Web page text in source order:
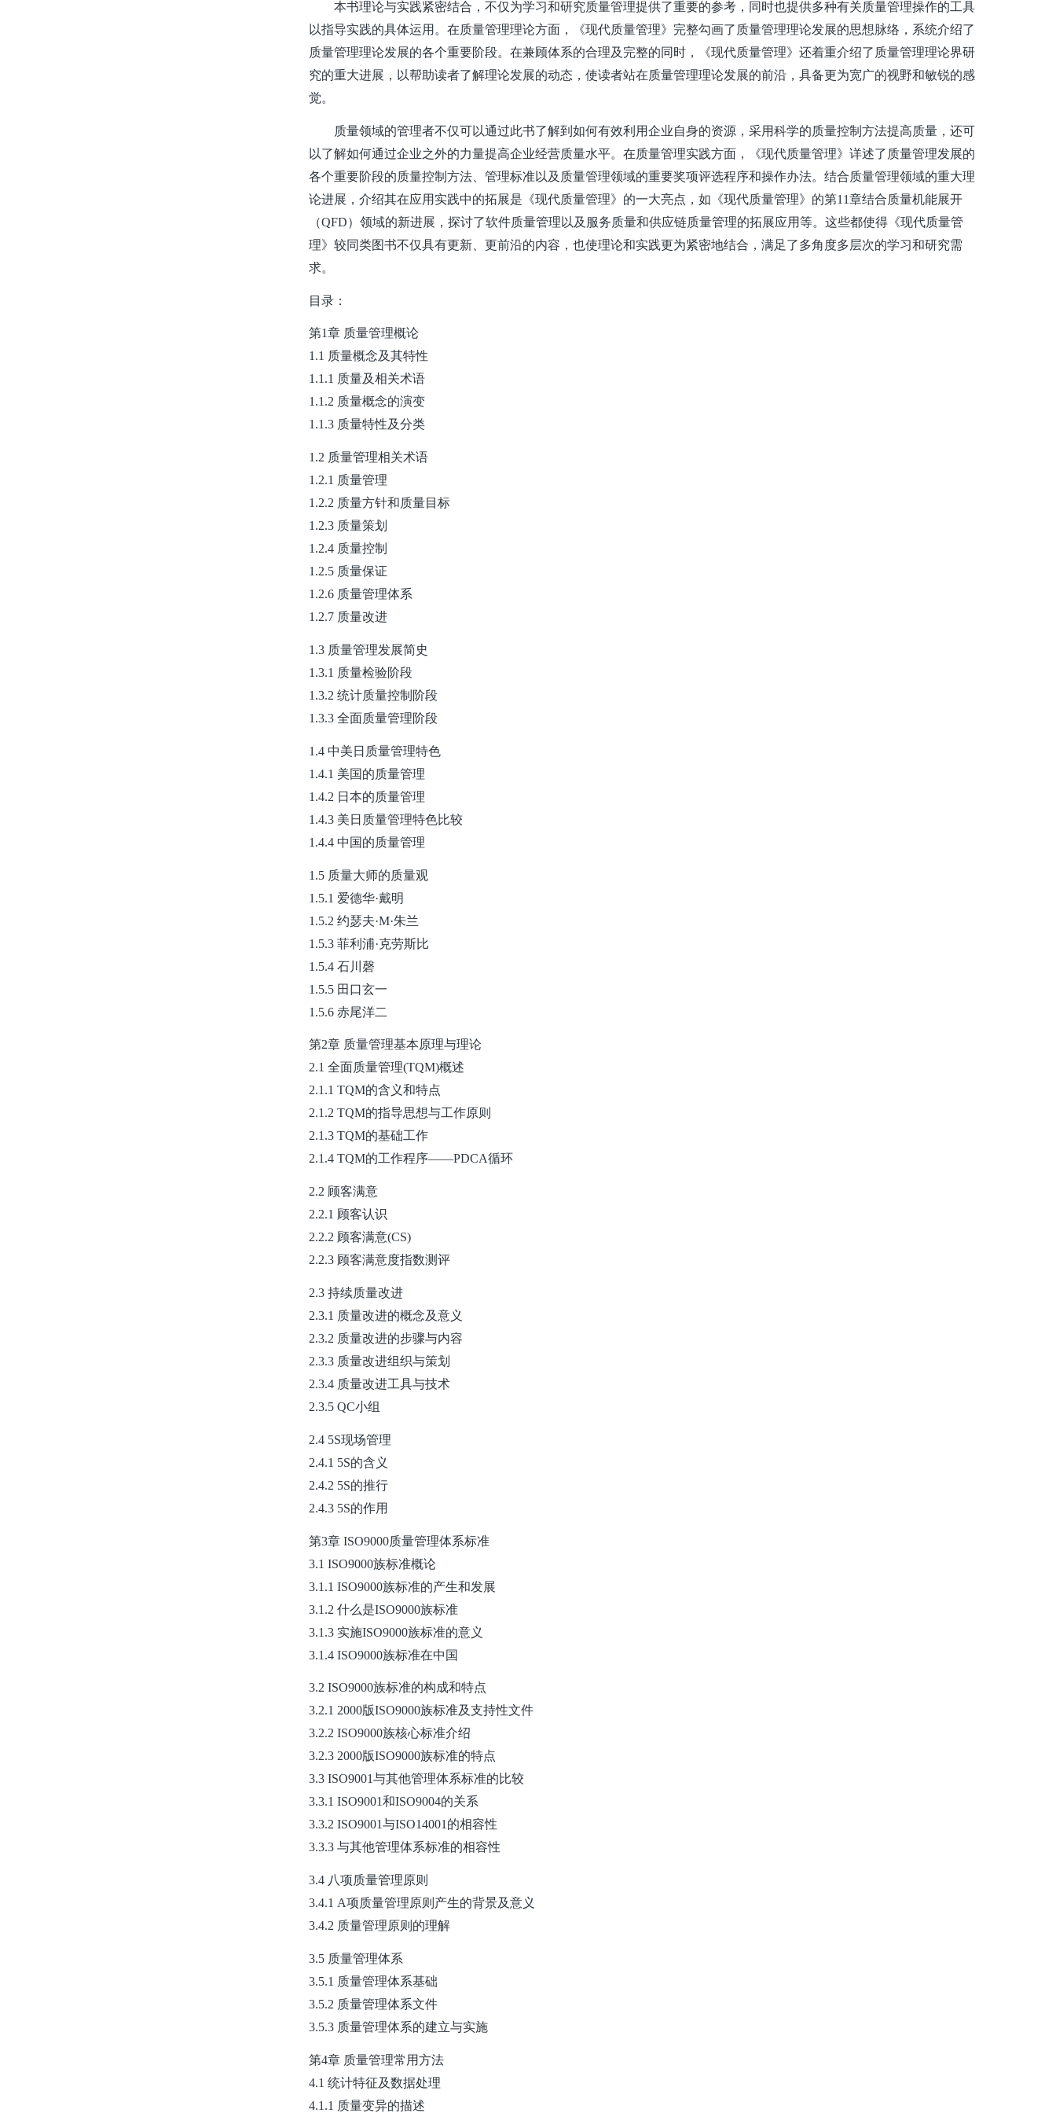
本书理论与实践紧密结合，不仅为学习和研究质量管理提供了重要的参考，同时也提供多种有关质量管理操作的工具
以指导实践的具体运用。在质量管理理论方面，《现代质量管理》完整勾画了质量管理理论发展的思想脉络，系统介绍了
质量管理理论发展的各个重要阶段。在兼顾体系的合理及完整的同时，《现代质量管理》还着重介绍了质量管理理论界研
究的重大进展，以帮助读者了解理论发展的动态，使读者站在质量管理理论发展的前沿，具备更为宽广的视野和敏锐的感
觉。
质量领域的管理者不仅可以通过此书了解到如何有效利用企业自身的资源，采用科学的质量控制方法提高质量，还可
以了解如何通过企业之外的力量提高企业经营质量水平。在质量管理实践方面，《现代质量管理》详述了质量管理发展的
各个重要阶段的质量控制方法、管理标准以及质量管理领域的重要奖项评选程序和操作办法。结合质量管理领域的重大理
论进展，介绍其在应用实践中的拓展是《现代质量管理》的一大亮点，如《现代质量管理》的第11章结合质量机能展开
（QFD）领域的新进展，探讨了软件质量管理以及服务质量和供应链质量管理的拓展应用等。这些都使得《现代质量管
理》较同类图书不仅具有更新、更前沿的内容，也使理论和实践更为紧密地结合，满足了多角度多层次的学习和研究需
求。
目录：
第1章 质量管理概论
1.1 质量概念及其特性
1.1.1 质量及相关术语
1.1.2 质量概念的演变
1.1.3 质量特性及分类
1.2 质量管理相关术语
1.2.1 质量管理
1.2.2 质量方针和质量目标
1.2.3 质量策划
1.2.4 质量控制
1.2.5 质量保证
1.2.6 质量管理体系
1.2.7 质量改进
1.3 质量管理发展简史
1.3.1 质量检验阶段
1.3.2 统计质量控制阶段
1.3.3 全面质量管理阶段
1.4 中美日质量管理特色
1.4.1 美国的质量管理
1.4.2 日本的质量管理
1.4.3 美日质量管理特色比较
1.4.4 中国的质量管理
1.5 质量大师的质量观
1.5.1 爱德华·戴明
1.5.2 约瑟夫·M·朱兰
1.5.3 菲利浦·克劳斯比
1.5.4 石川磬
1.5.5 田口玄一
1.5.6 赤尾洋二
第2章 质量管理基本原理与理论
2.1 全面质量管理(TQM)概述
2.1.1 TQM的含义和特点
2.1.2 TQM的指导思想与工作原则
2.1.3 TQM的基础工作
2.1.4 TQM的工作程序——PDCA循环
2.2 顾客满意
2.2.1 顾客认识
2.2.2 顾客满意(CS)
2.2.3 顾客满意度指数测评
2.3 持续质量改进
2.3.1 质量改进的概念及意义
2.3.2 质量改进的步骤与内容
2.3.3 质量改进组织与策划
2.3.4 质量改进工具与技术
2.3.5 QC小组
2.4 5S现场管理
2.4.1 5S的含义
2.4.2 5S的推行
2.4.3 5S的作用
第3章 ISO9000质量管理体系标准
3.1 ISO9000族标准概论
3.1.1 ISO9000族标准的产生和发展
3.1.2 什么是ISO9000族标准
3.1.3 实施ISO9000族标准的意义
3.1.4 ISO9000族标准在中国
3.2 ISO9000族标准的构成和特点
3.2.1 2000版ISO9000族标准及支持性文件
3.2.2 ISO9000族核心标准介绍
3.2.3 2000版ISO9000族标准的特点
3.3 ISO9001与其他管理体系标准的比较
3.3.1 ISO9001和ISO9004的关系
3.3.2 ISO9001与ISO14001的相容性
3.3.3 与其他管理体系标准的相容性
3.4 八项质量管理原则
3.4.1 A项质量管理原则产生的背景及意义
3.4.2 质量管理原则的理解
3.5 质量管理体系
3.5.1 质量管理体系基础
3.5.2 质量管理体系文件
3.5.3 质量管理体系的建立与实施
第4章 质量管理常用方法
4.1 统计特征及数据处理
4.1.1 质量变异的描述